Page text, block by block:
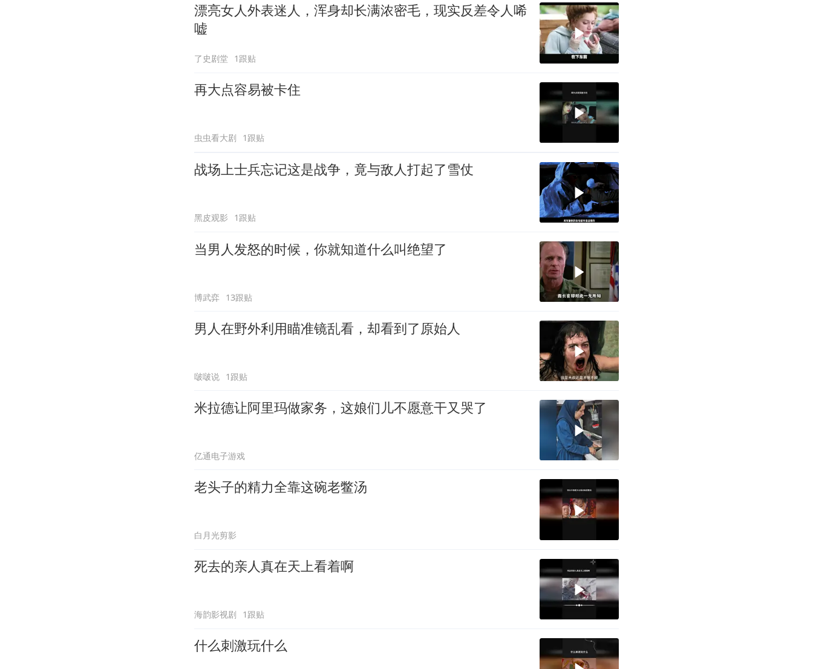
漂亮女人外表迷人，浑身却长满浓密毛，现实反差令人唏
嘘
了史剧堂 1跟贴
再大点容易被卡住
虫虫看大剧 1跟贴
战场上士兵忘记这是战争，竟与敌人打起了雪仗
黑皮观影 1跟贴
当男人发怒的时候，你就知道什么叫绝望了
博武弈 13跟贴
男人在野外利用瞄准镜乱看，却看到了原始人
啵啵说 1跟贴
米拉德让阿里玛做家务，这娘们儿不愿意干又哭了
亿通电子游戏
老头子的精力全靠这碗老鳖汤
白月光剪影
死去的亲人真在天上看着啊
海韵影视剧 1跟贴
什么刺激玩什么